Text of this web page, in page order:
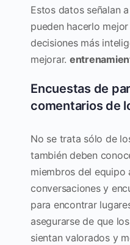
Estos datos señalan
pueden hacerlo
decisiones más
mejorar.
Encuestas de
comentarios de
No se trata sólo de
también deben
miembros del equipo
conversaciones y
para encontrar
asegurarse de que
sientan valorados y